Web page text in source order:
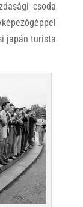
csoda
japán turista